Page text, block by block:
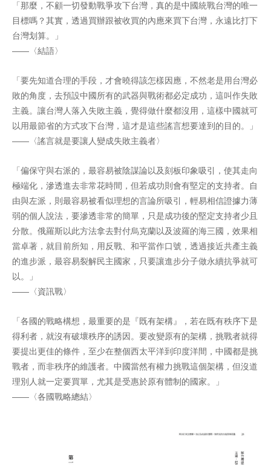
「那麼，不顧一切發動戰爭攻下台灣，真的是中國統戰台灣的唯一
目標嗎？其實，透過買辦跟被收買的內應來買下台灣，永遠比打下
台灣划算。」
——〈結語〉
「要先知道合理的手段，才會曉得該怎樣因應，不然老是用台灣必
敗的角度，去預設中國所有的武器與戰術都必定成功，這叫作失敗
主義。讓台灣人落入失敗主義，覺得做什麼都沒用，這樣中國就可
以用最節省的方式攻下台灣，這才是這些謠言想要達到的目的。」
——〈謠言就是要讓人變成失敗主義者〉
「偏保守與右派的，最容易被陰謀論以及刻板印象吸引，使其走向
極端化，滲透進去非常花時間，但若成功則會有堅定的支持者。自
由與左派，則最容易被看似理想的言論所吸引，輕易相信證據力薄
弱的個人說法，要滲透非常的簡單，只是成功後的堅定支持者少且
分散。俄羅斯以此方法拿去對付烏克蘭以及波羅的海三國，效果相
當卓著，就目前所知，用反戰、和平當作口號，透過接近共產主義
的進步派，最容易裂解民主國家，只要讓進步分子做永續抗爭就可
以。」
——〈資訊戰〉
「各國的戰略構想，最重要的是『既有架構』，若在既有秩序下是
得利者，就沒有破壞秩序的誘因。要改變原有的架構，挑戰者就得
要提出更佳的條件，至少在整個西太平洋到印度洋間，中國都是挑
戰者，而非秩序的維護者。中國當然有權力挑戰這個架構，但沒道
理別人就一定要買單，尤其是受惠於原有體制的國家。」
——〈各國戰略總結〉